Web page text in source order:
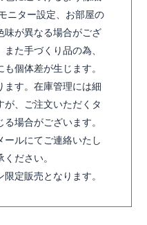
ニター設定、お部屋の
味が異なる場合がござ
た手づくり品の為、
個体差が生じます。
ます。在庫管理には細
が、ご注文いただくタ
場合がございます。
ールにてご連絡いたし
ださい。
定販売となります。